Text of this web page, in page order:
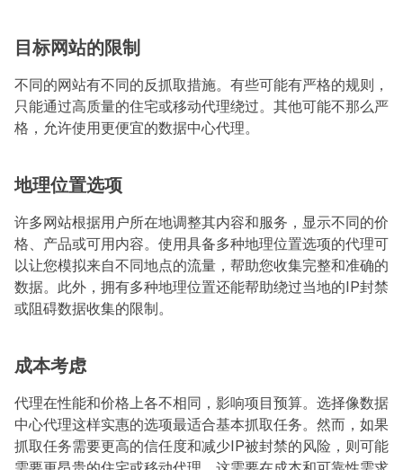
目标网站的限制
不同的网站有不同的反抓取措施。有些可能有严格的规则，
只能通过高质量的住宅或移动代理绕过。其他可能不那么严
格，允许使用更便宜的数据中心代理。
地理位置选项
许多网站根据用户所在地调整其内容和服务，显示不同的价
格、产品或可用内容。使用具备多种地理位置选项的代理可
以让您模拟来自不同地点的流量，帮助您收集完整和准确的
数据。此外，拥有多种地理位置还能帮助绕过当地的IP封禁
或阻碍数据收集的限制。
成本考虑
代理在性能和价格上各不相同，影响项目预算。选择像数据
中心代理这样实惠的选项最适合基本抓取任务。然而，如果
抓取任务需要更高的信任度和减少IP被封禁的风险，则可能